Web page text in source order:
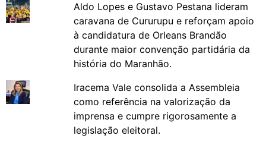
Aldo Lopes e Gustavo Pestana lideram
caravana de Cururupu e reforçam apoio
à candidatura de Orleans Brandão
durante maior convenção partidária da
história do Maranhão.
Iracema Vale consolida a Assembleia
como referência na valorização da
imprensa e cumpre rigorosamente a
legislação eleitoral.